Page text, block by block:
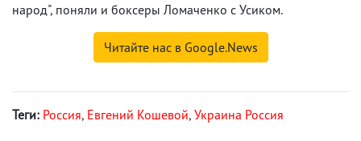
народ", поняли и боксеры Ломаченко с Усиком.
Читайте нас в Google.News
Теги: Россия, Евгений Кошевой, Украина Россия